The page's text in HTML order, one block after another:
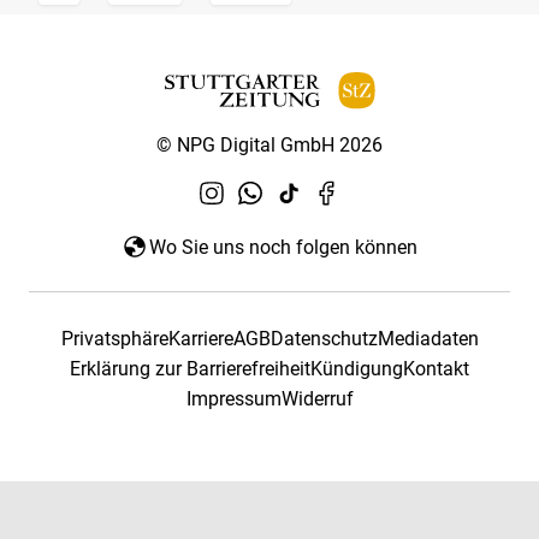
© NPG Digital GmbH 2026
Wo Sie uns noch folgen können
PrivatsphäreKarriereAGBDatenschutzMediadaten
Erklärung zur BarrierefreiheitKündigungKontakt
ImpressumWiderruf